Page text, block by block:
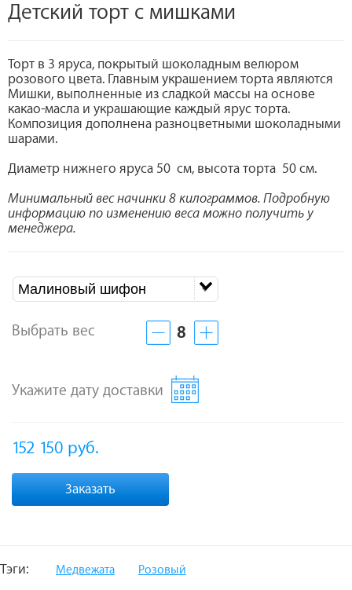
Детский торт с мишками
Торт в 3 яруса, покрытый шоколадным велюром
розового цвета. Главным украшением торта являются
Мишки, выполненные из сладкой массы на основе
какао-масла и украшающие каждый ярус торта.
Композиция дополнена разноцветными шоколадными
шарами.
Диаметр нижнего яруса 50 см, высота торта 50 см.
Минимальный вес начинки 8 килограммов. Подробную
информацию по изменению веса можно получить у
менеджера.
Малиновый шифон
Выбрать вес 8
Укажите дату доставки
152 150 руб.
Заказать
Тэги: Медвежата Розовый